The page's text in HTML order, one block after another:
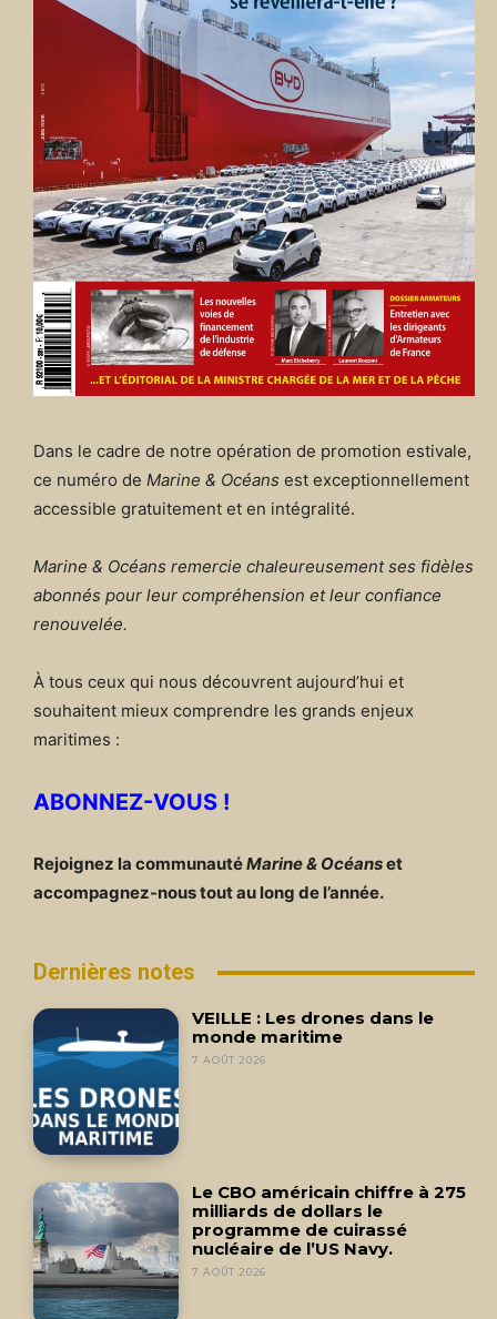
Dans le cadre de notre opération de promotion estivale,
ce numéro de Marine & Océans est exceptionnellement
accessible gratuitement et en intégralité.
Marine & Océans remercie chaleureusement ses fidèles
abonnés pour leur compréhension et leur confiance
renouvelée.
À tous ceux qui nous découvrent aujourd’hui et
souhaitent mieux comprendre les grands enjeux
maritimes :
ABONNEZ-VOUS !
Rejoignez la communautéMarine & Océanset
accompagnez-nous tout au long de l’année.
Dernières notes
VEILLE : Les drones dans le
monde maritime
7 AOÛT 2026
Le CBO américain chiffre à 275
milliards de dollars le
programme de cuirassé
nucléaire de l’US Navy.
7 AOÛT 2026